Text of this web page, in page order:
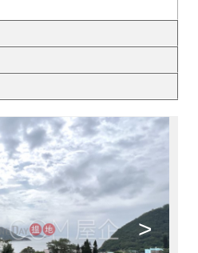
>